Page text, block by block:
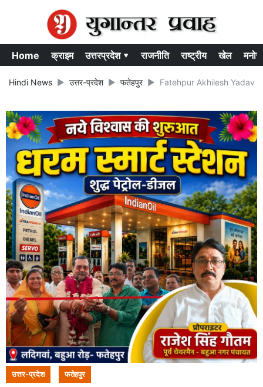
Home क्राइम उत्तरप्रदेश ▾ राजनीति राष्ट्रीय खेल
Hindi News उत्तर-प्रदेश फतेहपुर Fatehpur Akhilesh Yadav
उत्तर-प्रदेश फतेहपुर